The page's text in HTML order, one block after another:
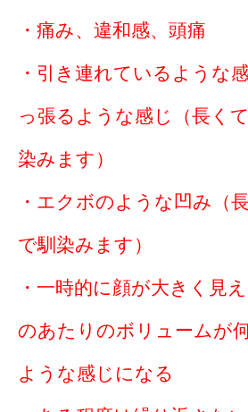
・痛み、違和感、頭痛
・引き連れているような
っ張るような感じ（長く
染みます）
・エクボのような凹み（
で馴染みます）
・一時的に顔が大きく見
のあたりのボリュームが
ような感じになる